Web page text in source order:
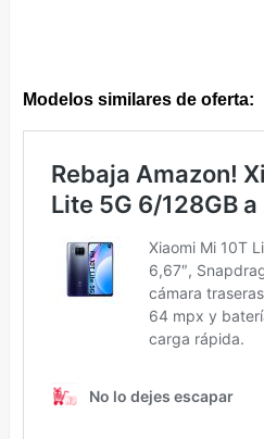
Modelos similares de oferta: